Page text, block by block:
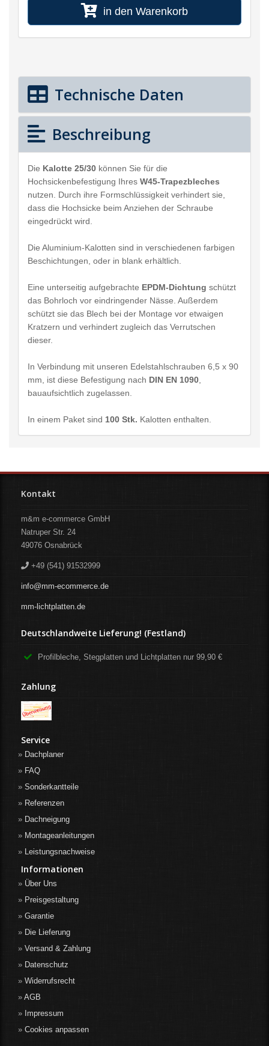
in den Warenkorb
Technische Daten
Beschreibung
Die Kalotte 25/30 können Sie für die
Hochsickenbefestigung Ihres W45-Trapezbleches
nutzen. Durch ihre Formschlüssigkeit verhindert sie,
dass die Hochsicke beim Anziehen der Schraube
eingedrückt wird.
Die Aluminium-Kalotten sind in verschiedenen farbigen
Beschichtungen, oder in blank erhältlich.
Eine unterseitig aufgebrachte EPDM-Dichtung schützt
das Bohrloch vor eindringender Nässe. Außerdem
schützt sie das Blech bei der Montage vor etwaigen
Kratzern und verhindert zugleich das Verrutschen
dieser.
In Verbindung mit unseren Edelstahlschrauben 6,5 x 90
mm, ist diese Befestigung nach DIN EN 1090
bauaufsichtlich zugelassen.
In einem Paket sind 100 Stk. Kalotten enthalten.
Kontakt
m&m e-commerce GmbH
Natruper Str. 24
49076 Osnabrück
+49 (541) 91532999
info@mm-ecommerce.de
mm-lichtplatten.de
Deutschlandweite Lieferung! (Festland)
Profilbleche, Stegplatten und Lichtplatten nur 99,90 €
Zahlung
Service
Dachplaner
FAQ
Sonderkantteile
Referenzen
Dachneigung
Montageanleitungen
Leistungsnachweise
Informationen
Über Uns
Preisgestaltung
Garantie
Die Lieferung
Versand & Zahlung
Datenschutz
Widerrufsrecht
AGB
Impressum
Cookies anpassen